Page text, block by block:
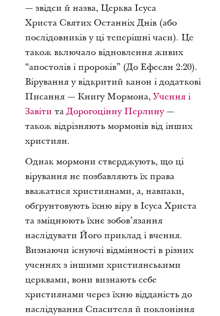
— звідси й назва, Церква Ісуса
Христа Святих Останніх Днів (або
послідовників у ці теперішні часи). Це
також включало відновлення живих
“апостолів і пророків” (До Ефесян 2:20).
Вірування у відкритий канон і додаткові
Писання — Книгу Мормона,Учення і
Завіти та Дорогоцінну Перлину—
також відрізняють мормонів від інших
християн.
Однак мормони стверджують, що ці
вірування не позбавляють їх права
вважатися християнами, а, навпаки,
обґрунтовують їхню віру в Ісуса Христа
та зміцнюють їхнє зобов’язання
наслідувати Його приклад і вчення.
Визнаючи існуючі відмінності в різних
ученнях з іншими християнськими
церквами, вони визнають себе
християнами через їхню відданість до
наслідування Спасителя й поклоніння